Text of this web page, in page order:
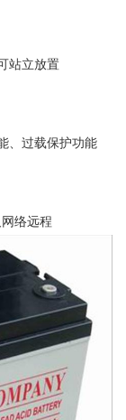
站立放置
、过载保护功能
络远程